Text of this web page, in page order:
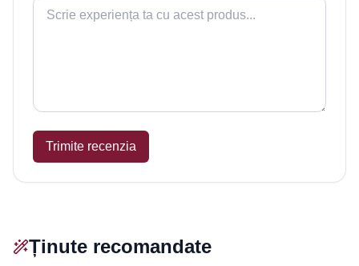
Trimite recenzia
Ținute recomandate